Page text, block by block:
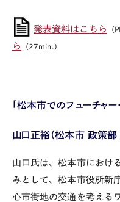
発表資料はこちら
ら
（27min.）
「松本市でのフューチャー
山口正裕（松本市 政策部
山口氏は、松本市におけ
みとして、松本市役所新
心市街地の交通を考える